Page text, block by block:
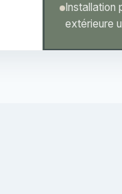
Installation
extérieure